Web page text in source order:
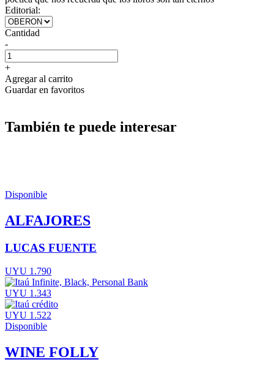
Editorial:
Cantidad
-
+
Agregar al carrito
Guardar en favoritos
También te puede interesar
Disponible
ALFAJORES
LUCAS FUENTE
UYU 1.790
UYU 1.343
UYU 1.522
Disponible
WINE FOLLY